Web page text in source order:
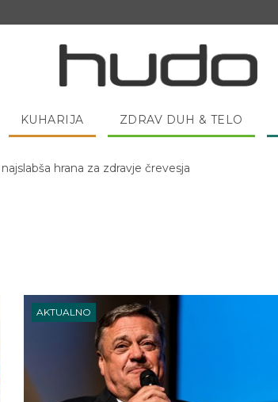
KUHARIJA ZDRAV DUH & TELO
dobro pojesti žlico medu?
AKTUALNO